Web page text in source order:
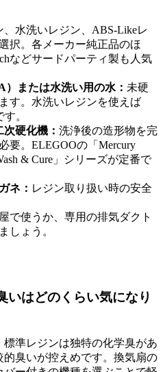
、水洗いレジン、ABS-Likeレ
択。各メーカー純正品のほ
などサードパーティ製も人気
または水洗い用の水： 未硬
す。水洗いレジンを使えば
。
硬化機： 洗浄後の造形物を完
要。ELEGOOの「Mercury
& Cure」シリーズが定番で
ネ： レジン取り扱い時の安全
で使うか、専用の排気ダクト
しょう。
いはどのくらい気になり
準レジンは独特の化学臭があ
臭いが控えめです。換気扇の